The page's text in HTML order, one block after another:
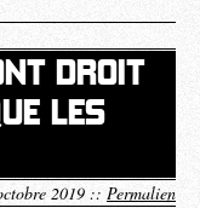
DROIT
LES
2019 ::Permalien